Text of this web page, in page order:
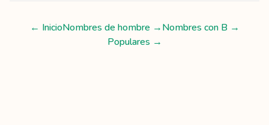
← InicioNombres de hombre →Nombres con B →
Populares →